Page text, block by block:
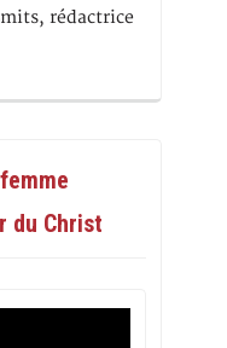
rédactrice
du Christ